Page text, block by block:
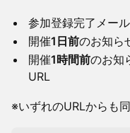
参加登録完了メー
​開催1日前のお知ら
​開催1時間前のお知
URL
​※いずれのURLからも